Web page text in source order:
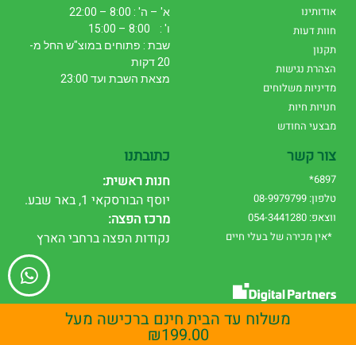
אודותינו
חוות דעות
תקנון
הצהרת נגישות
מדיניות משלוחים
חנויות חיות
מבצעי החודש
א' – ה' : 8:00 – 22:00
ו' : 8:00 – 15:00
שבת : פתוחים במוצ"ש החל מ-
20 דקות
מצאת השבת ועד 23:00
צור קשר
6897*
טלפון: 08-9979799
ווצאפ: 054-3441280
*אין מכירה של בעלי חיים
כתובתנו
חנות ראשית:
יוסף הבורסקאי 1, באר שבע.
מרכז הפצה:
נקודות הפצה ברחבי הארץ
|שיווק דיגיטלי
משלוח עד הבית חינם ברכישה מעל
₪199.00